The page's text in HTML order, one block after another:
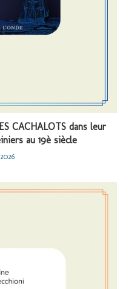
CACHALOTS dans leur
au 19è siècle